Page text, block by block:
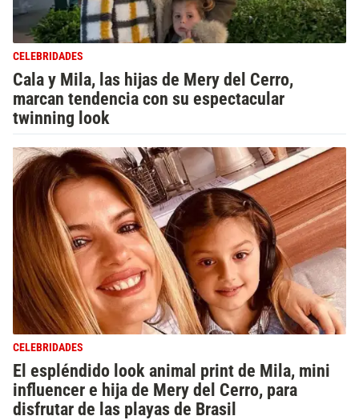
CELEBRIDADES
Cala y Mila, las hijas de Mery del Cerro,
marcan tendencia con su espectacular
twinning look
CELEBRIDADES
El espléndido look animal print de Mila, mini
influencer e hija de Mery del Cerro, para
disfrutar de las playas de Brasil